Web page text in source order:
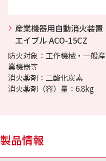
産業機器用自動消火装置
エイブル ACO-15CZ
防火対象：工作機械・一般産
業機器等
消火薬剤：二酸化炭素
消火薬剤（容）量：6.8kg
製品情報